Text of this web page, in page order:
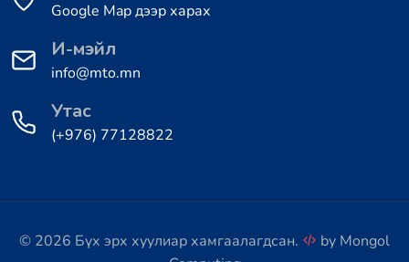
Google Map дээр харах
И-мэйл
info@mto.mn
Утас
(+976) 77128822
© 2026 Бүх эрх хуулиар хамгаалагдсан. by Mongol